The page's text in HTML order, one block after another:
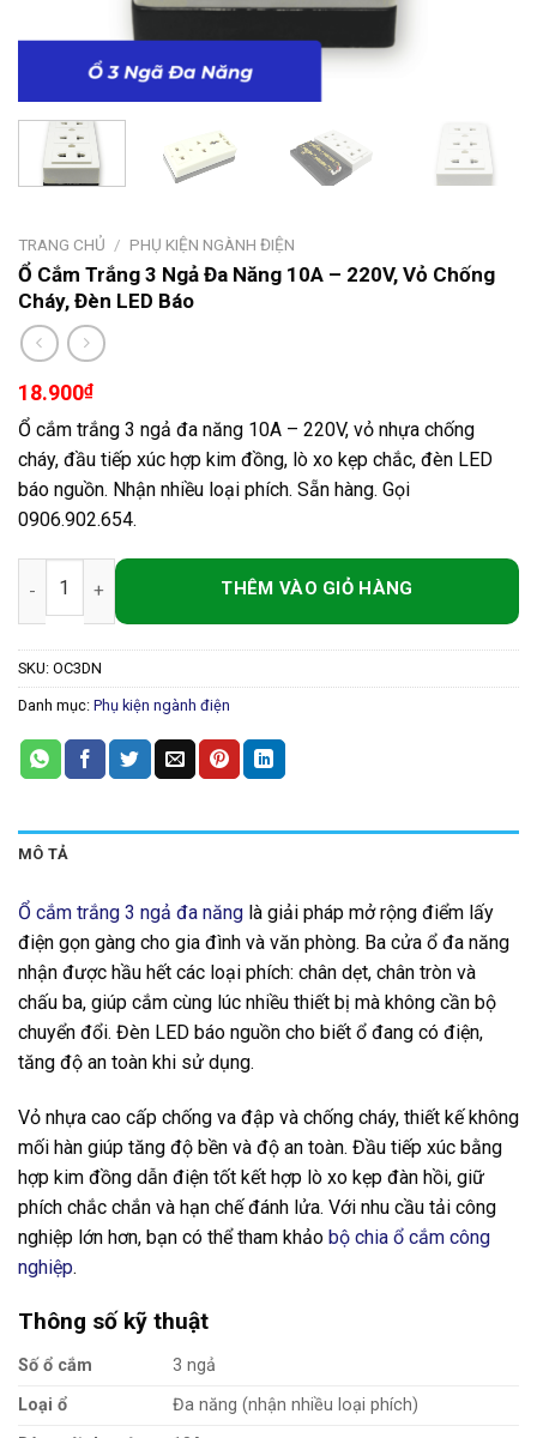
TRANG CHỦ / PHỤ KIỆN NGÀNH ĐIỆN
Ổ Cắm Trắng 3 Ngả Đa Năng 10A – 220V, Vỏ Chống
Cháy, Đèn LED Báo
18.900₫
Ổ cắm trắng 3 ngả đa năng 10A – 220V, vỏ nhựa chống
cháy, đầu tiếp xúc hợp kim đồng, lò xo kẹp chắc, đèn LED
báo nguồn. Nhận nhiều loại phích. Sẵn hàng. Gọi
0906.902.654.
Ổ Cắm Trắng 3 Ngả Đa Năng 10A – 220V, Vỏ Chống Cháy, Đèn
SKU: OC3DN
Danh mục: Phụ kiện ngành điện
MÔ TẢ
Ổ cắm trắng 3 ngả đa năng là giải pháp mở rộng điểm lấy
điện gọn gàng cho gia đình và văn phòng. Ba cửa ổ đa năng
nhận được hầu hết các loại phích: chân dẹt, chân tròn và
chấu ba, giúp cắm cùng lúc nhiều thiết bị mà không cần bộ
chuyển đổi. Đèn LED báo nguồn cho biết ổ đang có điện,
tăng độ an toàn khi sử dụng.
Vỏ nhựa cao cấp chống va đập và chống cháy, thiết kế không
mối hàn giúp tăng độ bền và độ an toàn. Đầu tiếp xúc bằng
hợp kim đồng dẫn điện tốt kết hợp lò xo kẹp đàn hồi, giữ
phích chắc chắn và hạn chế đánh lửa. Với nhu cầu tải công
nghiệp lớn hơn, bạn có thể tham khảo bộ chia ổ cắm công
nghiệp.
Thông số kỹ thuật
Số ổ cắm
3 ngả
Loại ổ
Đa năng (nhận nhiều loại phích)